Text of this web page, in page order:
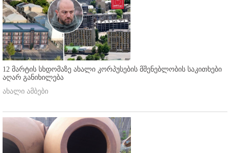
12 მარტის სხდომაზე ახალი კორპუსების მშენებლობის საკითხები
აღარ განიხილება
ახალი ამბები